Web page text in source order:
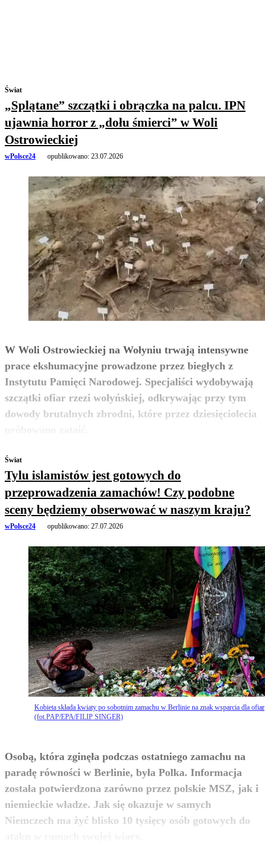
Świat
„Splątane” szczątki i obrączka na palcu. IPN
ujawnia horror z „dołu śmierci” w Woli
Ostrowieckiej
wPolsce24 opublikowano: 23.07.2026
W Woli Ostrowieckiej na Wołyniu trwają intensywne
prace ekshumacyjne prowadzone przez biegłych z
Instytutu Pamięci Narodowej. Specjaliści wydobywają
szczątki ofiar rzezi wołyńskiej, odkrywając przy tym
dowody brutalnych zbrodni, które przez dziesięciolecia
zobacz więcej
Świat
Tylu islamistów jest gotowych do
przeprowadzenia zamachów! Czy podobne
sceny będziemy obserwować w naszym kraju?
wPolsce24 opublikowano: 27.07.2026
Kobieta składa kwiaty po sobotnim zamachu w Berlinie na znak wsparcia dla ofiar
(fot.PAP/EPA/FILIP SINGER)
Osobą, która zginęła podczas ostatniego zamachu na
paradę równości w Berlinie, była Polka. Informacja
została potwierdzona zarówno przez polskie MSZ, jak i
niemieckie władze. Jak się okazuje w samych
Niemczech ma żyć blisko 10 tysięcy osób gotowych do
zobacz więcej